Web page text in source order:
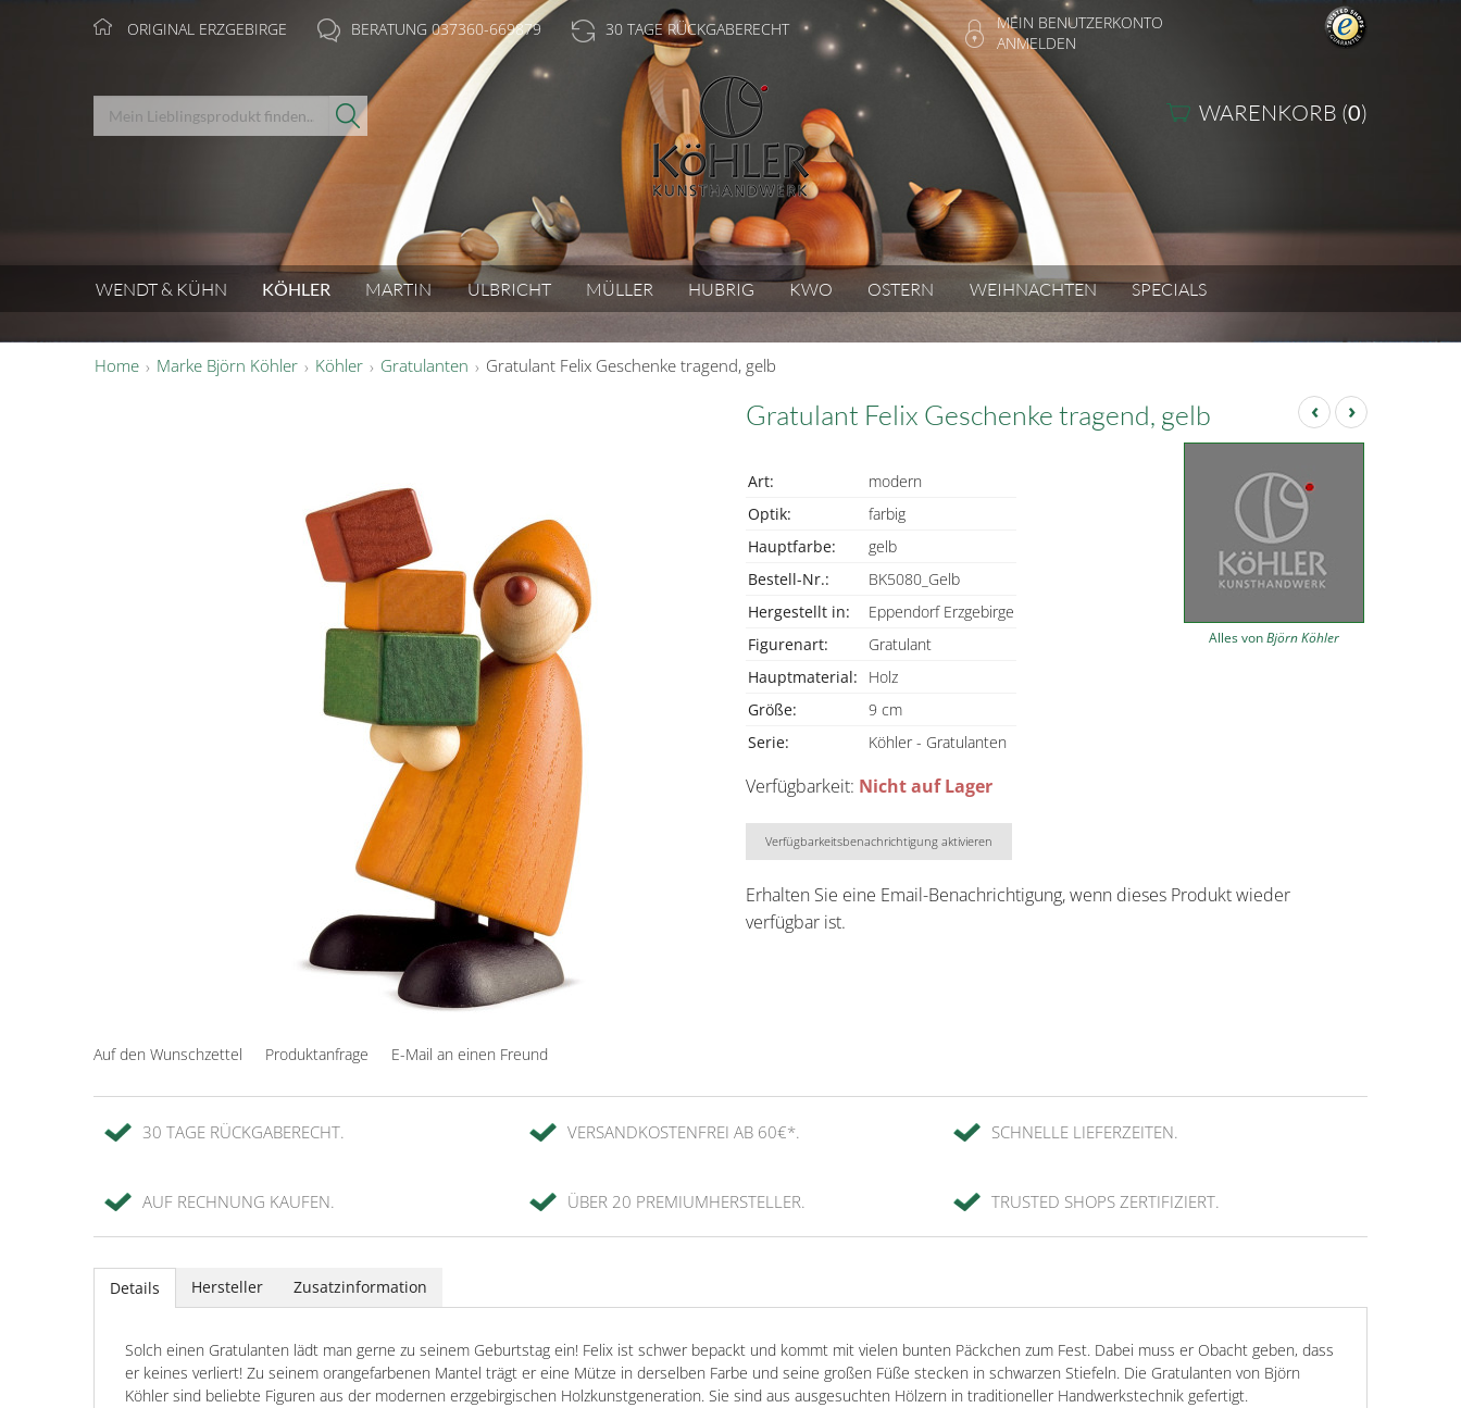
ORIGINAL ERZGEBIRGE BERATUNG 037360-669879 30 TAGE RÜCKGABERECHT
MEIN BENUTZERKONTO
ANMELDEN
WARENKORB (0)
WENDT & KÜHN KÖHLER MARTIN ULBRICHT MÜLLER HUBRIG KWO OSTERN WEIHNACHTEN SPECIALS
Home Marke Björn Köhler Köhler Gratulanten Gratulant Felix Geschenke tragend, gelb
‹ ›
Gratulant Felix Geschenke tragend, gelb
Art:
modern
Optik:
farbig
Hauptfarbe:
gelb
Bestell-Nr.:
BK5080_Gelb
Hergestellt in:
Eppendorf Erzgebirge
Figurenart:
Gratulant
Hauptmaterial:
Holz
Größe:
9 cm
Serie:
Köhler - Gratulanten
Alles vonBjörn Köhler
Verfügbarkeit: Nicht auf Lager
Verfügbarkeitsbenachrichtigung aktivieren
Erhalten Sie eine Email-Benachrichtigung, wenn dieses Produkt wieder
verfügbar ist.
Auf den Wunschzettel Produktanfrage E-Mail an einen Freund
30 TAGE RÜCKGABERECHT. VERSANDKOSTENFREI AB 60€*. SCHNELLE LIEFERZEITEN.
AUF RECHNUNG KAUFEN. ÜBER 20 PREMIUMHERSTELLER. TRUSTED SHOPS ZERTIFIZIERT.
Details Hersteller Zusatzinformation
Solch einen Gratulanten lädt man gerne zu seinem Geburtstag ein! Felix ist schwer bepackt und kommt mit vielen bunten Päckchen zum Fest. Dabei muss er Obacht geben, dass
er keines verliert! Zu seinem orangefarbenen Mantel trägt er eine Mütze in derselben Farbe und seine großen Füße stecken in schwarzen Stiefeln. Die Gratulanten von Björn
Köhler sind beliebte Figuren aus der modernen erzgebirgischen Holzkunstgeneration. Sie sind aus ausgesuchten Hölzern in traditioneller Handwerkstechnik gefertigt.